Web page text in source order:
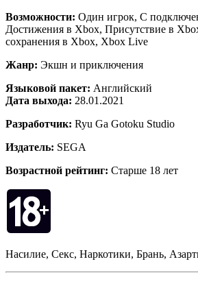
Возможности: Один игрок, С
Достижения в Xbox, Присутствие в
сохранения в Xbox, Xbox Live
Жанр: Экшн и приключения
Языковой пакет: Английский
Дата выхода: 28.01.2021
Разработчик: Ryu Ga Gotoku Studio
Издатель: SEGA
Возрастной рейтинг: Старше 18 лет
Насилие, Секс, Наркотики, Брань,